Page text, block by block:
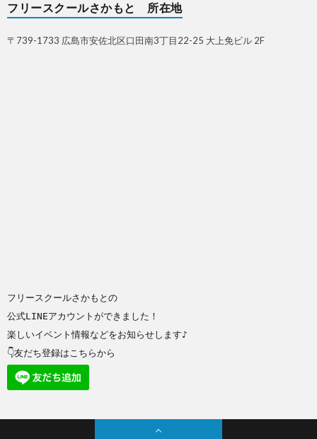
フリースクールさかもと 所在地
〒739-1733 広島市安佐北区口田南3丁目22-25 大上免ビル 2F
フリースクールさかもとの
公式LINEアカウントができました！
楽しいイベント情報などをお知らせします♪
👇友だち登録はこちらから